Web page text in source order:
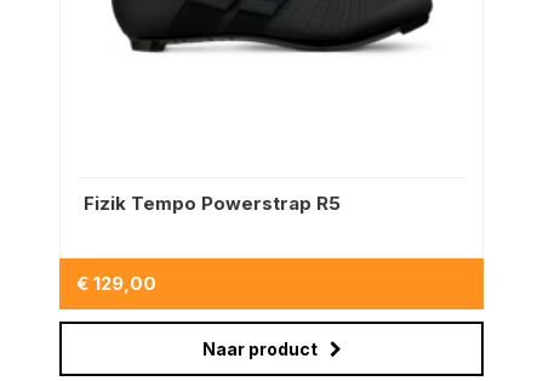
Fizik Tempo Powerstrap R5
€ 129,00
Naar product